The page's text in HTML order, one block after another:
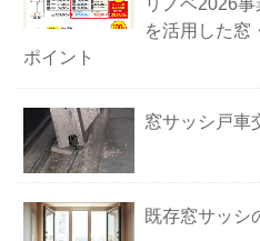
を活用した窓
ポイント
窓サッシ戸車
既存窓サッシ